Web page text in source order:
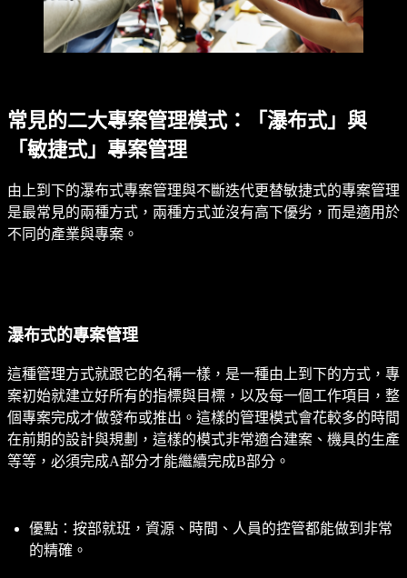
常見的二大專案管理模式：「瀑布式」與
「敏捷式」專案管理
由上到下的瀑布式專案管理與不斷迭代更替敏捷式的專案管理
是最常見的兩種方式，兩種方式並沒有高下優劣，而是適用於
不同的產業與專案。
瀑布式的專案管理
這種管理方式就跟它的名稱一樣，是一種由上到下的方式，專
案初始就建立好所有的指標與目標，以及每一個工作項目，整
個專案完成才做發布或推出。這樣的管理模式會花較多的時間
在前期的設計與規劃，這樣的模式非常適合建案、機具的生產
等等，必須完成A部分才能繼續完成B部分。
優點：按部就班，資源、時間、人員的控管都能做到非常
的精確。